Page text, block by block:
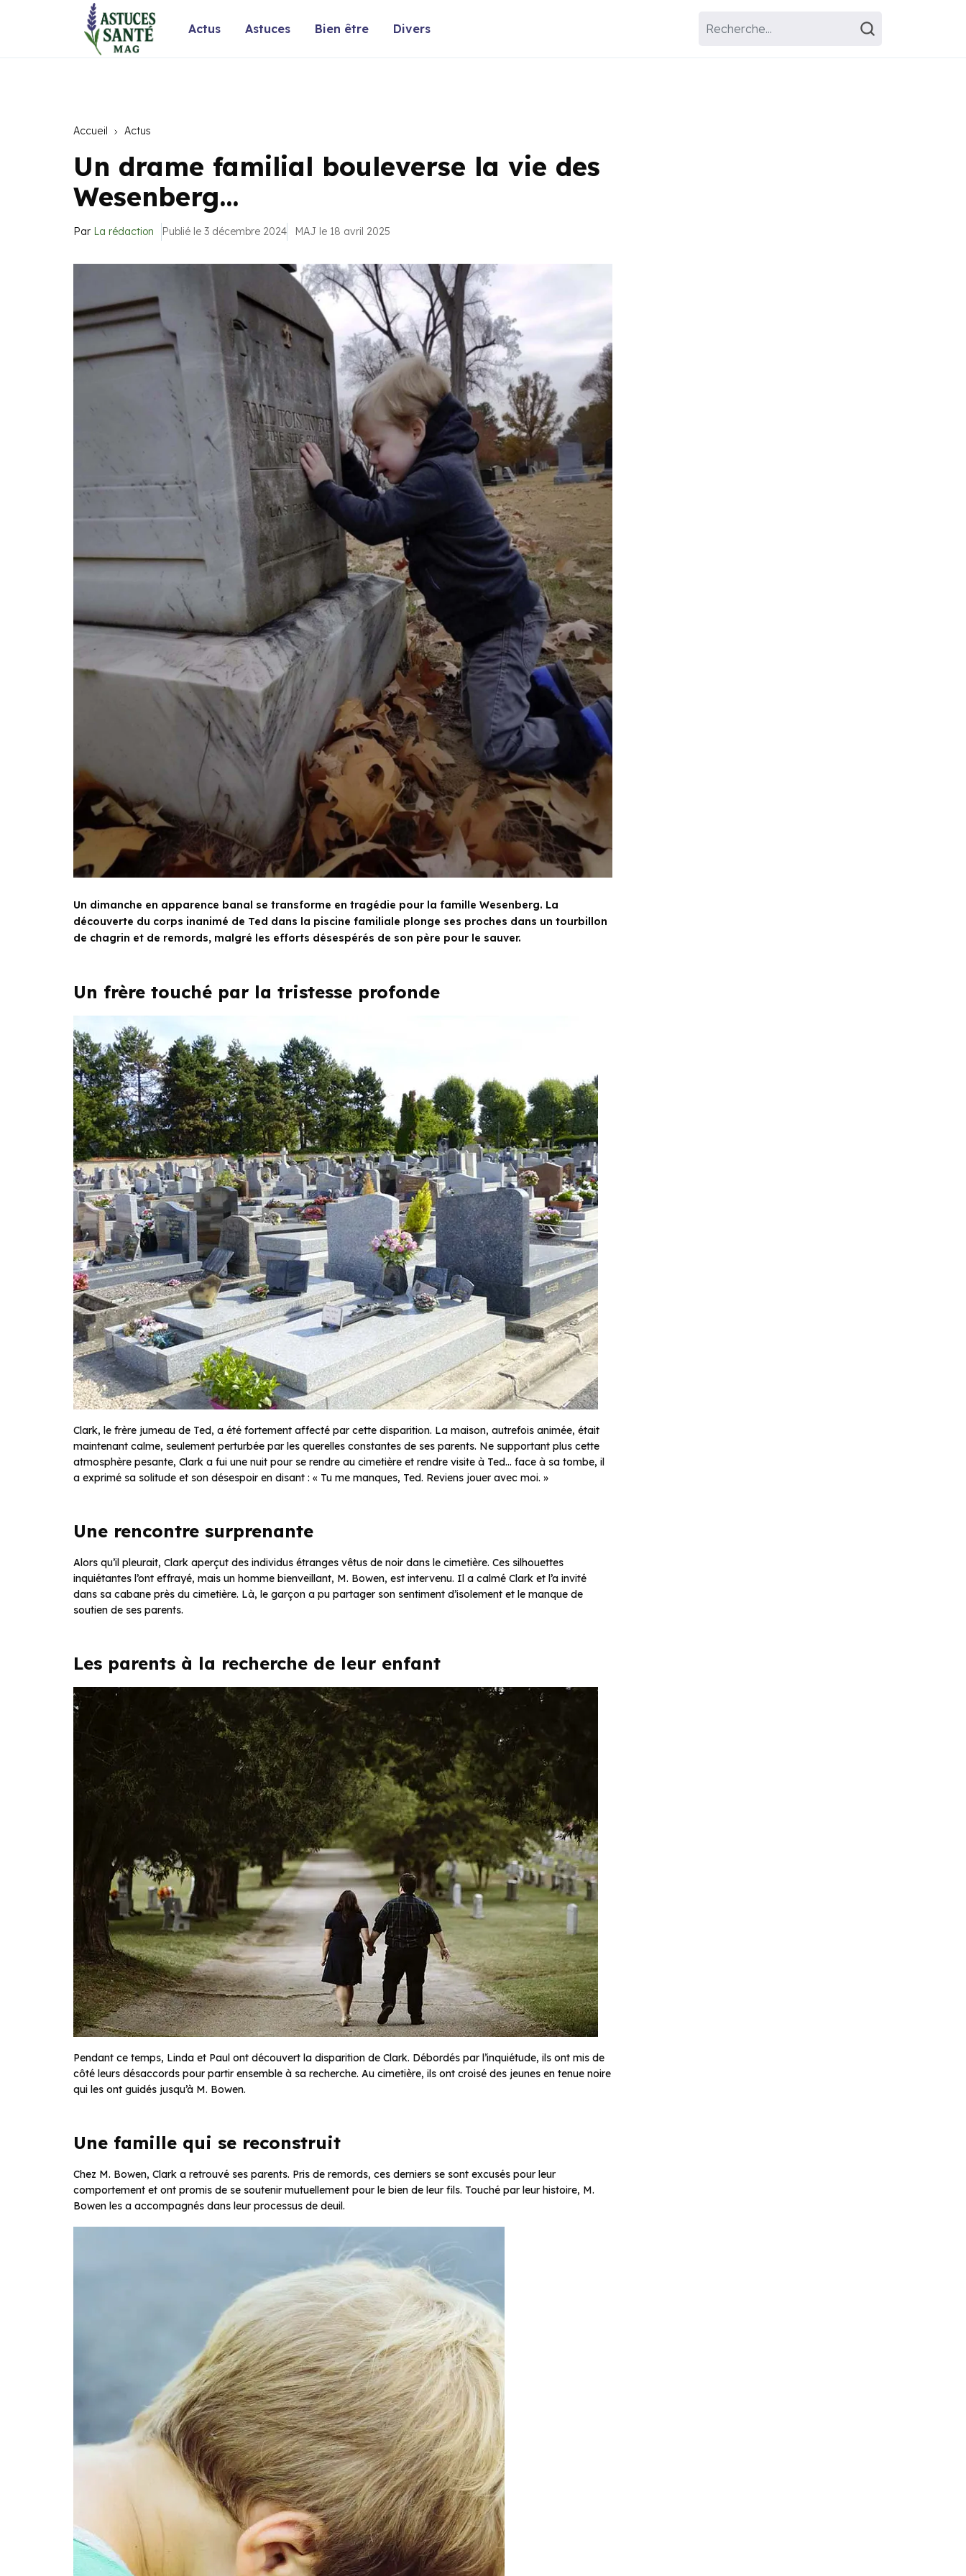
Actus Astuces Bien être Divers
Accueil Actus
Un drame familial bouleverse la vie des
Wesenberg…
Par La rédaction Publié le 3 décembre 2024 MAJ le 18 avril 2025
Un dimanche en apparence banal se transforme en tragédie pour la famille Wesenberg. La
découverte du corps inanimé de Ted dans la piscine familiale plonge ses proches dans un tourbillon
de chagrin et de remords, malgré les efforts désespérés de son père pour le sauver.
Un frère touché par la tristesse profonde
Clark, le frère jumeau de Ted, a été fortement affecté par cette disparition. La maison, autrefois animée, était
maintenant calme, seulement perturbée par les querelles constantes de ses parents. Ne supportant plus cette
atmosphère pesante, Clark a fui une nuit pour se rendre au cimetière et rendre visite à Ted… face à sa tombe, il
a exprimé sa solitude et son désespoir en disant : « Tu me manques, Ted. Reviens jouer avec moi. »
Une rencontre surprenante
Alors qu’il pleurait, Clark aperçut des individus étranges vêtus de noir dans le cimetière. Ces silhouettes
inquiétantes l’ont effrayé, mais un homme bienveillant, M. Bowen, est intervenu. Il a calmé Clark et l’a invité
dans sa cabane près du cimetière. Là, le garçon a pu partager son sentiment d’isolement et le manque de
soutien de ses parents.
Les parents à la recherche de leur enfant
Pendant ce temps, Linda et Paul ont découvert la disparition de Clark. Débordés par l’inquiétude, ils ont mis de
côté leurs désaccords pour partir ensemble à sa recherche. Au cimetière, ils ont croisé des jeunes en tenue noire
qui les ont guidés jusqu’à M. Bowen.
Une famille qui se reconstruit
Chez M. Bowen, Clark a retrouvé ses parents. Pris de remords, ces derniers se sont excusés pour leur
comportement et ont promis de se soutenir mutuellement pour le bien de leur fils. Touché par leur histoire, M.
Bowen les a accompagnés dans leur processus de deuil.